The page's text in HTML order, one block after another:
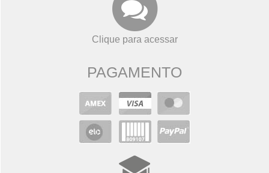
Clique para acessar
PAGAMENTO